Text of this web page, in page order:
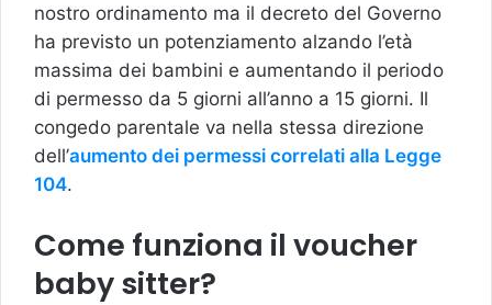
nostro ordinamento ma il decreto del Governo
ha previsto un potenziamento alzando l’età
massima dei bambini e aumentando il periodo
di permesso da 5 giorni all’anno a 15 giorni. Il
congedo parentale va nella stessa direzione
dell’aumento dei permessi correlati alla Legge
104.
Come funziona il voucher
baby sitter?